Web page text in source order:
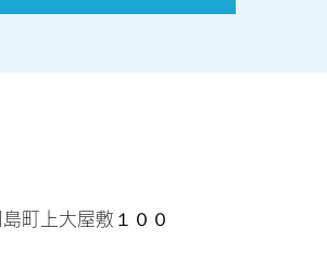
町上大屋敷１００